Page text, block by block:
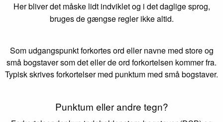
Her bliver det måske lidt indviklet og i det daglige sprog,
bruges de gængse regler ikke altid.
Som udgangspunkt forkortes ord eller navne med store og
små bogstaver som det eller de ord forkortelsen kommer fra.
Typisk skrives forkortelser med punktum med små bogstaver.
Punktum eller andre tegn?